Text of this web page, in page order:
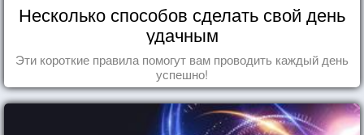
Несколько способов сделать свой день
удачным
Эти короткие правила помогут вам проводить каждый день
успешно!